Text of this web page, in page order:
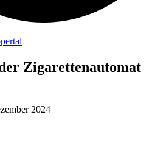
Zigarettenautomat
2024